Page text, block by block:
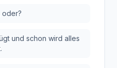
oder?
und schon wird alles